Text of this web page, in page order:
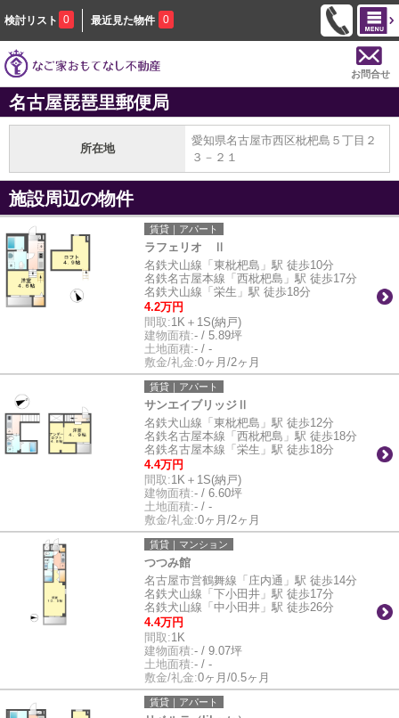
検討リスト 0 最近見た物件 0
お問合せ
名古屋琵琶里郵便局
所在地
愛知県名古屋市西区枇杷島５丁目２
３－２１
施設周辺の物件
賃貸｜アパート
ラフェリオ Ⅱ
名鉄犬山線「東枇杷島」駅 徒歩10分
名鉄名古屋本線「西枇杷島」駅 徒歩17分
名鉄犬山線「栄生」駅 徒歩18分
4.2万円
間取:1K＋1S(納戸)
建物面積:- / 5.89坪
土地面積:- / -
敷金/礼金:0ヶ月/2ヶ月
賃貸｜アパート
サンエイブリッジⅡ
名鉄犬山線「東枇杷島」駅 徒歩12分
名鉄名古屋本線「西枇杷島」駅 徒歩18分
名鉄名古屋本線「栄生」駅 徒歩18分
4.4万円
間取:1K＋1S(納戸)
建物面積:- / 6.60坪
土地面積:- / -
敷金/礼金:0ヶ月/2ヶ月
賃貸｜マンション
つつみ館
名古屋市営鶴舞線「庄内通」駅 徒歩14分
名鉄犬山線「下小田井」駅 徒歩17分
名鉄犬山線「中小田井」駅 徒歩26分
4.4万円
間取:1K
建物面積:- / 9.07坪
土地面積:- / -
敷金/礼金:0ヶ月/0.5ヶ月
賃貸｜アパート